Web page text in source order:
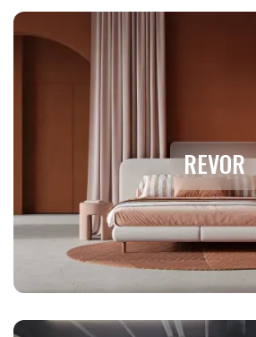
REVOR